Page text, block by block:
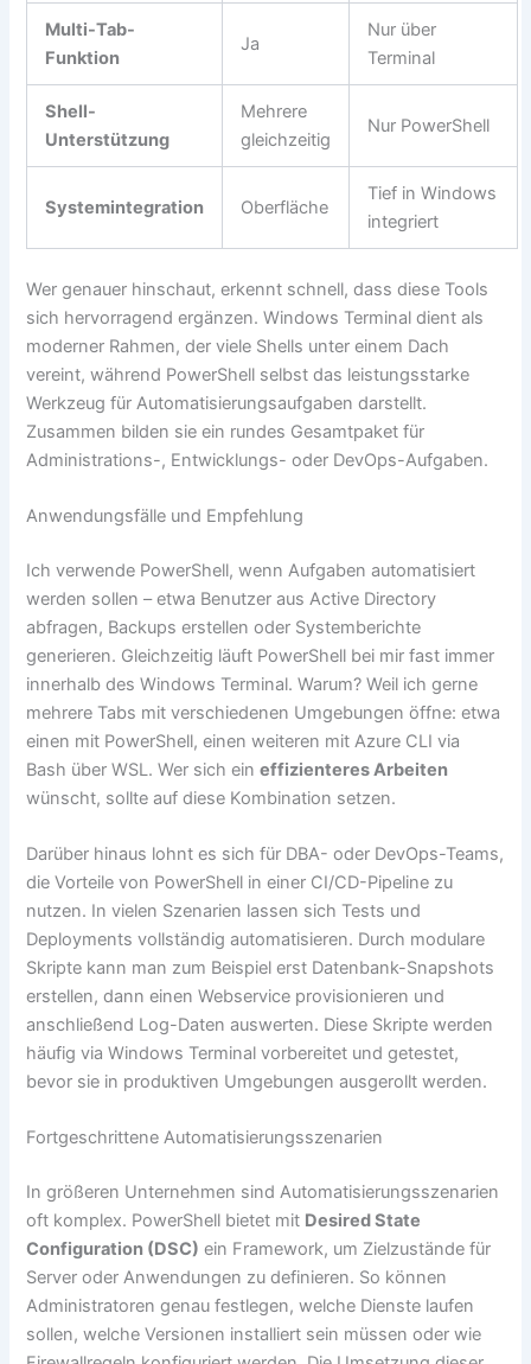
Multi-Tab-
Funktion
Ja
Nur über
Terminal
Shell-
Unterstützung
Mehrere
gleichzeitig
Nur PowerShell
Systemintegration Oberfläche
Tief in Windows
integriert
Wer genauer hinschaut, erkennt schnell, dass diese Tools
sich hervorragend ergänzen. Windows Terminal dient als
moderner Rahmen, der viele Shells unter einem Dach
vereint, während PowerShell selbst das leistungsstarke
Werkzeug für Automatisierungsaufgaben darstellt.
Zusammen bilden sie ein rundes Gesamtpaket für
Administrations-, Entwicklungs- oder DevOps-Aufgaben.
Anwendungsfälle und Empfehlung
Ich verwende PowerShell, wenn Aufgaben automatisiert
werden sollen – etwa Benutzer aus Active Directory
abfragen, Backups erstellen oder Systemberichte
generieren. Gleichzeitig läuft PowerShell bei mir fast immer
innerhalb des Windows Terminal. Warum? Weil ich gerne
mehrere Tabs mit verschiedenen Umgebungen öffne: etwa
einen mit PowerShell, einen weiteren mit Azure CLI via
Bash über WSL. Wer sich eineffizienteres Arbeiten
wünscht, sollte auf diese Kombination setzen.
Darüber hinaus lohnt es sich für DBA- oder DevOps-Teams,
die Vorteile von PowerShell in einer CI/CD-Pipeline zu
nutzen. In vielen Szenarien lassen sich Tests und
Deployments vollständig automatisieren. Durch modulare
Skripte kann man zum Beispiel erst Datenbank-Snapshots
erstellen, dann einen Webservice provisionieren und
anschließend Log-Daten auswerten. Diese Skripte werden
häufig via Windows Terminal vorbereitet und getestet,
bevor sie in produktiven Umgebungen ausgerollt werden.
Fortgeschrittene Automatisierungsszenarien
In größeren Unternehmen sind Automatisierungsszenarien
oft komplex. PowerShell bietet mit Desired State
Configuration (DSC) ein Framework, um Zielzustände für
Server oder Anwendungen zu definieren. So können
Administratoren genau festlegen, welche Dienste laufen
sollen, welche Versionen installiert sein müssen oder wie